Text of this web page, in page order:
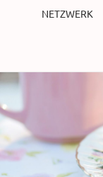
NETZWERK